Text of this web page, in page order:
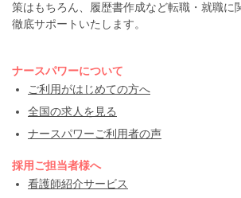
策はもちろん、履歴書作成など転職・就職に
徹底サポートいたします。
ナースパワーについて
ご利用がはじめての方へ
全国の求人を見る
ナースパワーご利用者の声
採用ご担当者様へ
看護師紹介サービス